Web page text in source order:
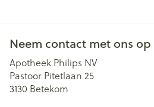
Neem contact met ons op
Apotheek Philips NV
Pastoor Pitetlaan 25
3130 Betekom